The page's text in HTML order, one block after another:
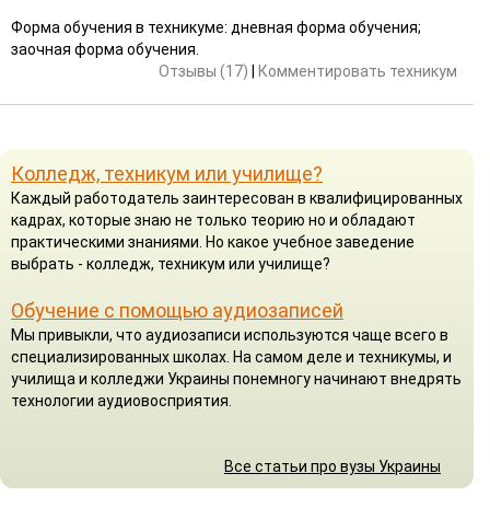
Форма обучения в техникуме: дневная форма обучения;
заочная форма обучения.
Отзывы (17)
Комментировать техникум
Колледж, техникум или училище?
Каждый работодатель заинтересован в квалифицированных
кадрах, которые знаю не только теорию но и обладают
практическими знаниями. Но какое учебное заведение
выбрать - колледж, техникум или училище?
Обучение с помощью аудиозаписей
Мы привыкли, что аудиозаписи используются чаще всего в
специализированных школах. На самом деле и техникумы, и
училища и колледжи Украины понемногу начинают внедрять
технологии аудиовосприятия.
Все статьи про вузы Украины